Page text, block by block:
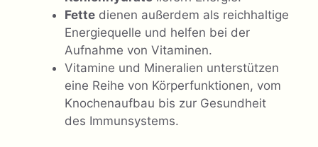
Fette dienen außerdem als reichhaltige
Energiequelle und helfen bei der
Aufnahme von Vitaminen.
Vitamine und Mineralien unterstützen
eine Reihe von Körperfunktionen, vom
Knochenaufbau bis zur Gesundheit
des Immunsystems.